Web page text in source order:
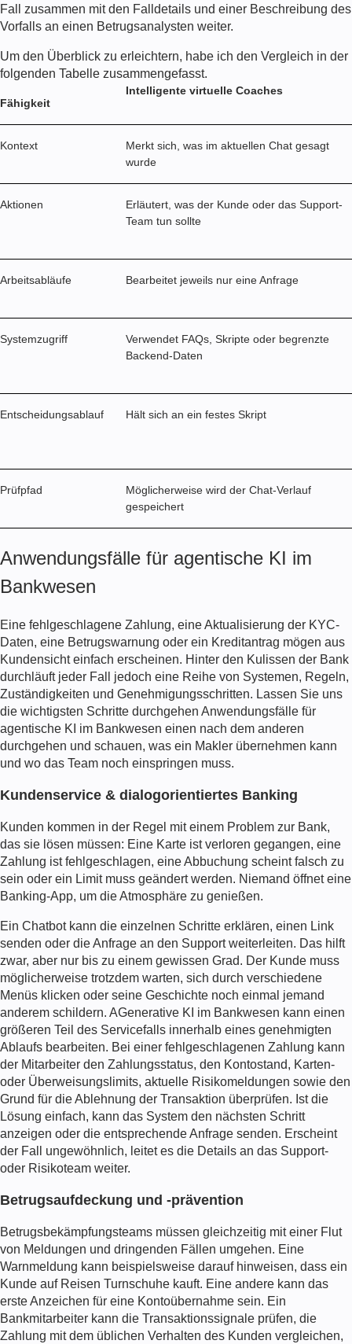
Fall zusammen mit den Falldetails und einer Beschreibung des
Vorfalls an einen Betrugsanalysten weiter.
Um den Überblick zu erleichtern, habe ich den Vergleich in der
folgenden Tabelle zusammengefasst.
Fähigkeit
Intelligente virtuelle Coaches
Kontext
Merkt sich, was im aktuellen Chat gesagt
wurde
Aktionen
Erläutert, was der Kunde oder das Support-
Team tun sollte
Arbeitsabläufe Bearbeitet jeweils nur eine Anfrage
Systemzugriff
Verwendet FAQs, Skripte oder begrenzte
Backend-Daten
Entscheidungsablauf Hält sich an ein festes Skript
Prüfpfad
Möglicherweise wird der Chat-Verlauf
gespeichert
Anwendungsfälle für agentische KI im
Bankwesen
Eine fehlgeschlagene Zahlung, eine Aktualisierung der KYC-
Daten, eine Betrugswarnung oder ein Kreditantrag mögen aus
Kundensicht einfach erscheinen. Hinter den Kulissen der Bank
durchläuft jeder Fall jedoch eine Reihe von Systemen, Regeln,
Zuständigkeiten und Genehmigungsschritten. Lassen Sie uns
die wichtigsten Schritte durchgehen Anwendungsfälle für
agentische KI im Bankwesen einen nach dem anderen
durchgehen und schauen, was ein Makler übernehmen kann
und wo das Team noch einspringen muss.
Kundenservice & dialogorientiertes Banking
Kunden kommen in der Regel mit einem Problem zur Bank,
das sie lösen müssen: Eine Karte ist verloren gegangen, eine
Zahlung ist fehlgeschlagen, eine Abbuchung scheint falsch zu
sein oder ein Limit muss geändert werden. Niemand öffnet eine
Banking-App, um die Atmosphäre zu genießen.
Ein Chatbot kann die einzelnen Schritte erklären, einen Link
senden oder die Anfrage an den Support weiterleiten. Das hilft
zwar, aber nur bis zu einem gewissen Grad. Der Kunde muss
möglicherweise trotzdem warten, sich durch verschiedene
Menüs klicken oder seine Geschichte noch einmal jemand
anderem schildern. AGenerative KI im Bankwesen kann einen
größeren Teil des Servicefalls innerhalb eines genehmigten
Ablaufs bearbeiten. Bei einer fehlgeschlagenen Zahlung kann
der Mitarbeiter den Zahlungsstatus, den Kontostand, Karten-
oder Überweisungslimits, aktuelle Risikomeldungen sowie den
Grund für die Ablehnung der Transaktion überprüfen. Ist die
Lösung einfach, kann das System den nächsten Schritt
anzeigen oder die entsprechende Anfrage senden. Erscheint
der Fall ungewöhnlich, leitet es die Details an das Support-
oder Risikoteam weiter.
Betrugsaufdeckung und -prävention
Betrugsbekämpfungsteams müssen gleichzeitig mit einer Flut
von Meldungen und dringenden Fällen umgehen. Eine
Warnmeldung kann beispielsweise darauf hinweisen, dass ein
Kunde auf Reisen Turnschuhe kauft. Eine andere kann das
erste Anzeichen für eine Kontoübernahme sein. Ein
Bankmitarbeiter kann die Transaktionssignale prüfen, die
Zahlung mit dem üblichen Verhalten des Kunden vergleichen,